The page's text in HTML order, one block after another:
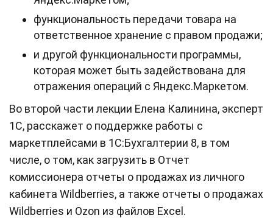
функциональность передачи товара на
ответственное хранение с правом продажи;
и другой функциональности программы,
которая может быть задействована для
отражения операций с Яндекс.Маркетом.
Во второй части лекции Елена Калинина, эксперт
1С, расскажет о поддержке работы с
маркетплейсами в 1С:Бухгалтерии 8, в том
числе, о том, как загрузить в Отчет
комиссионера отчеты о продажах из личного
кабинета Wildberries, а также отчеты о продажах
Wildberries и Ozon из файлов Excel.